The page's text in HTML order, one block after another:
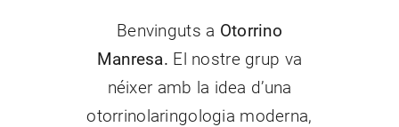
Benvinguts a Otorrino
Manresa. El nostre grup va
néixer amb la idea d’una
otorrinolaringologia moderna,